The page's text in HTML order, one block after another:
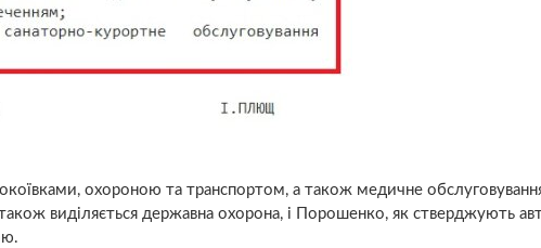
охороною та транспортом, а також медичне
виділяється державна охорона, і Порошенко, як стверджують